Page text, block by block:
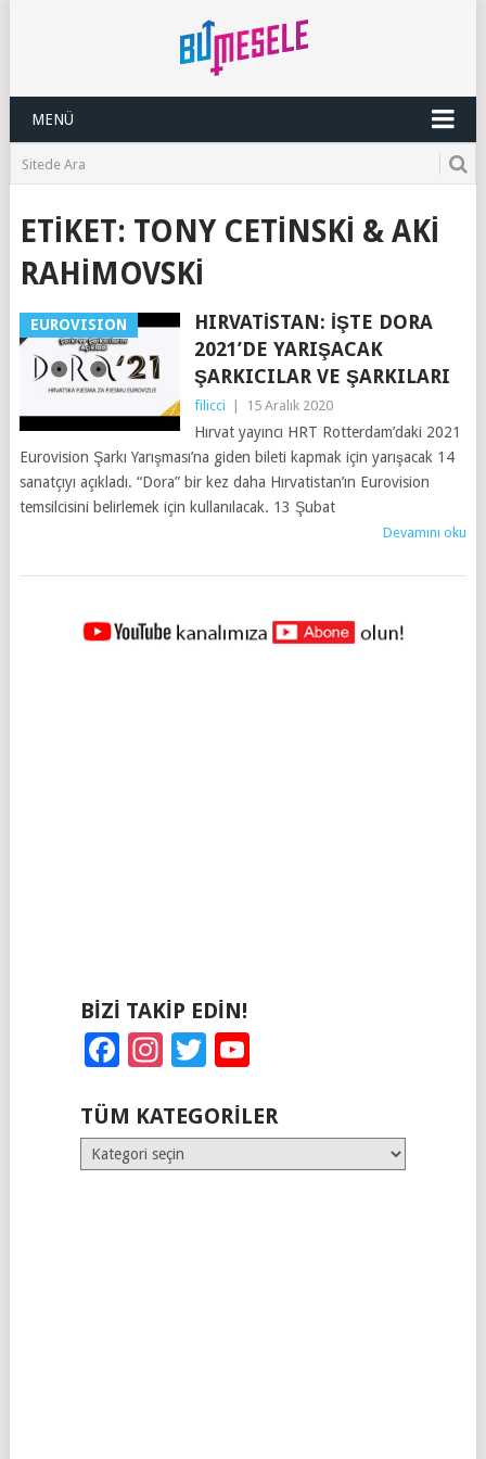
MENÜ
ETIKET: TONY CETINSKI & AKI
RAHIMOVSKI
EUROVISION
HIRVATISTAN: İŞTE DORA
2021’DE YARIŞACAK
ŞARKICILAR VE ŞARKILARI
filicci 15 Aralık 2020
Hırvat yayıncı HRT Rotterdam’daki 2021
Eurovision Şarkı Yarışması’na giden bileti kapmak için yarışacak 14
sanatçıyı açıkladı. “Dora” bir kez daha Hırvatistan’ın Eurovision
temsilcisini belirlemek için kullanılacak. 13 Şubat
Devamını oku
YAZILAR
BIZI TAKIP EDIN!
Facebook
Instagram
Twitter
TÜM KATEGORILER
Tüm
Kategoriler